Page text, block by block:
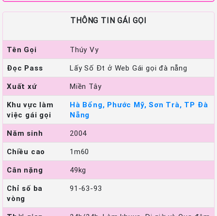
THÔNG TIN GÁI GỌI
Tên Gọi
Thúy Vy
Đọc Pass
Lấy Số Đt ở Web Gái gọi đà nẵng
Xuất xứ
Miền Tây
Khu vực làm
việc gái gọi
Hà Bổng, Phước Mỹ, Sơn Trà, TP Đà
Nẵng
Năm sinh
2004
Chiều cao
1m60
Cân nặng
49kg
Chỉ số ba
vòng
91-63-93